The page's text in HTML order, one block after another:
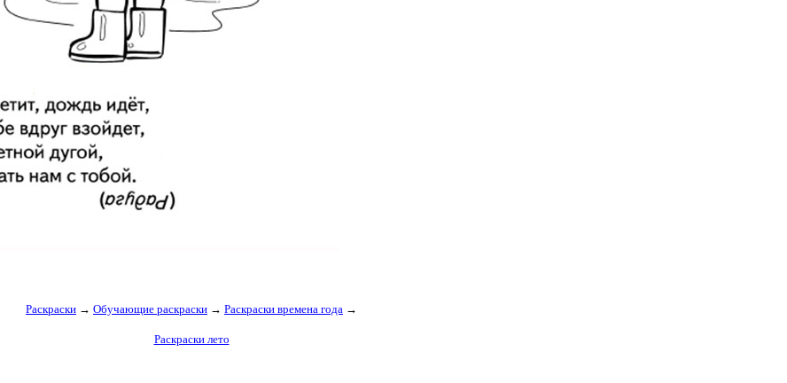
Раскраски → Обучающие раскраски → Раскраски времена года →
Раскраски лето